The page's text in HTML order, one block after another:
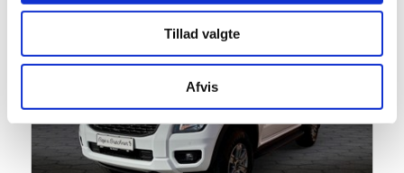
Tillad valgte
Afvis
FABRIKSNY